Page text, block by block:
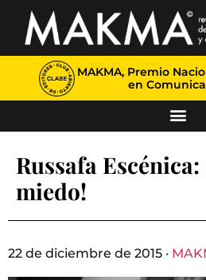
MAKMA, Premio
en
Russafa Escénica:
miedo!
22 de diciembre de 2015 ·